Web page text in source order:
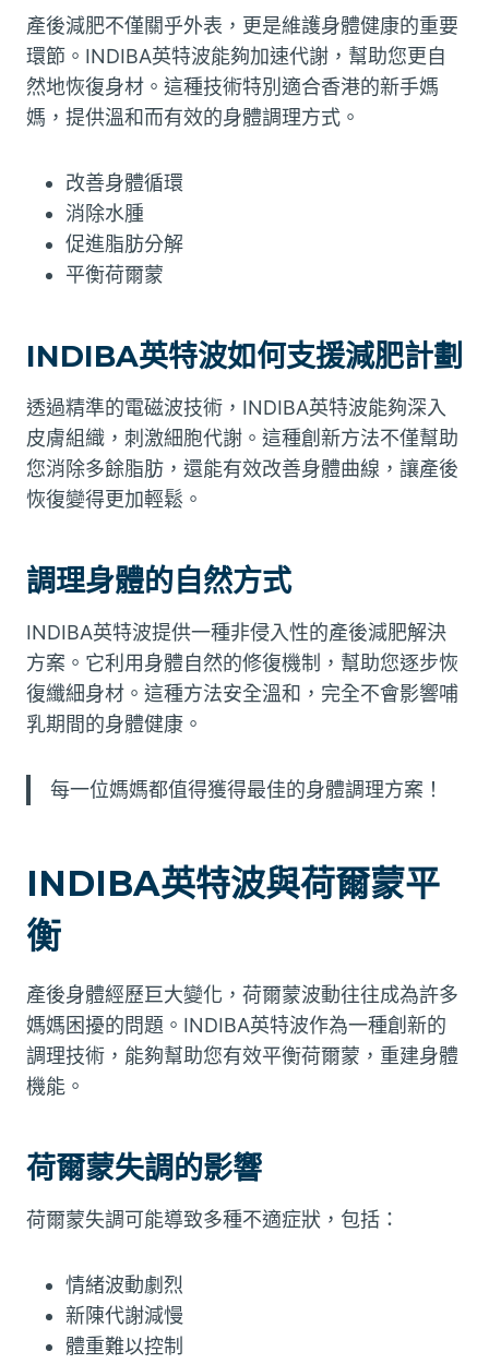
產後減肥不僅關乎外表，更是維護身體健康的重要
環節。INDIBA英特波能夠加速代謝，幫助您更自
然地恢復身材。這種技術特別適合香港的新手媽
媽，提供溫和而有效的身體調理方式。
改善身體循環
消除水腫
促進脂肪分解
平衡荷爾蒙
INDIBA英特波如何支援減肥計劃
透過精準的電磁波技術，INDIBA英特波能夠深入
皮膚組織，刺激細胞代謝。這種創新方法不僅幫助
您消除多餘脂肪，還能有效改善身體曲線，讓產後
恢復變得更加輕鬆。
調理身體的自然方式
INDIBA英特波提供一種非侵入性的產後減肥解決
方案。它利用身體自然的修復機制，幫助您逐步恢
復纖細身材。這種方法安全溫和，完全不會影響哺
乳期間的身體健康。
每一位媽媽都值得獲得最佳的身體調理方案！
INDIBA英特波與荷爾蒙平
衡
產後身體經歷巨大變化，荷爾蒙波動往往成為許多
媽媽困擾的問題。INDIBA英特波作為一種創新的
調理技術，能夠幫助您有效平衡荷爾蒙，重建身體
機能。
荷爾蒙失調的影響
荷爾蒙失調可能導致多種不適症狀，包括：
情緒波動劇烈
新陳代謝減慢
體重難以控制